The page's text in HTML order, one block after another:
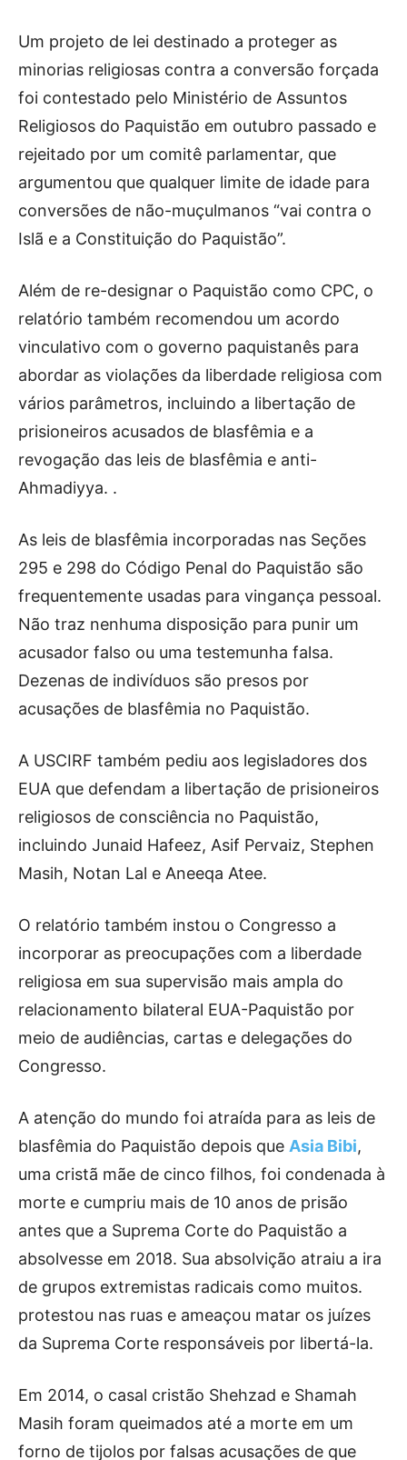
Um projeto de lei destinado a proteger as
minorias religiosas contra a conversão forçada
foi contestado pelo Ministério de Assuntos
Religiosos do Paquistão em outubro passado e
rejeitado por um comitê parlamentar, que
argumentou que qualquer limite de idade para
conversões de não-muçulmanos “vai contra o
Islã e a Constituição do Paquistão”.
Além de re-designar o Paquistão como CPC, o
relatório também recomendou um acordo
vinculativo com o governo paquistanês para
abordar as violações da liberdade religiosa com
vários parâmetros, incluindo a libertação de
prisioneiros acusados ​​de blasfêmia e a
revogação das leis de blasfêmia e anti-
Ahmadiyya. .
As leis de blasfêmia incorporadas nas Seções
295 e 298 do Código Penal do Paquistão são
frequentemente usadas para vingança pessoal.
Não traz nenhuma disposição para punir um
acusador falso ou uma testemunha falsa.
Dezenas de indivíduos são presos por
acusações de blasfêmia no Paquistão.
A USCIRF também pediu aos legisladores dos
EUA que defendam a libertação de prisioneiros
religiosos de consciência no Paquistão,
incluindo Junaid Hafeez, Asif Pervaiz, Stephen
Masih, Notan Lal e Aneeqa Atee.
O relatório também instou o Congresso a
incorporar as preocupações com a liberdade
religiosa em sua supervisão mais ampla do
relacionamento bilateral EUA-Paquistão por
meio de audiências, cartas e delegações do
Congresso.
A atenção do mundo foi atraída para as leis de
blasfêmia do Paquistão depois que Asia Bibi,
uma cristã mãe de cinco filhos, foi condenada à
morte e cumpriu mais de 10 anos de prisão
antes que a Suprema Corte do Paquistão a
absolvesse em 2018. Sua absolvição atraiu a ira
de grupos extremistas radicais como muitos.
protestou nas ruas e ameaçou matar os juízes
da Suprema Corte responsáveis ​​por libertá-la.
Em 2014, o casal cristão Shehzad e Shamah
Masih foram queimados até a morte em um
forno de tijolos por falsas acusações de que